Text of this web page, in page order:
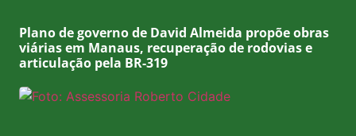
Plano de governo de David Almeida propõe obras
viárias em Manaus, recuperação de rodovias e
articulação pela BR-319